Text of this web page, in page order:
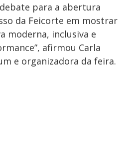
para a abertura
da Feicorte em mostrar
moderna, inclusiva e
afirmou Carla
e organizadora da feira.